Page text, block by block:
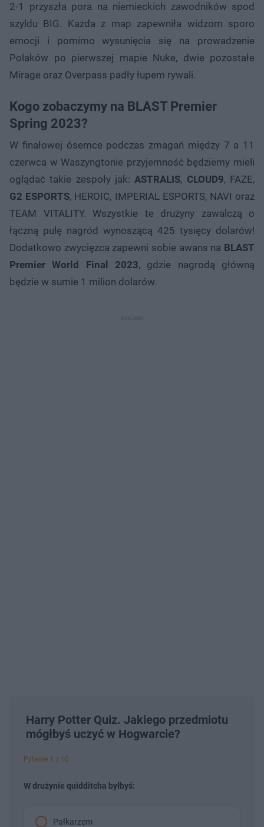
2-1 przyszła pora na niemieckich zawodników spod
szyldu BIG. Każda z map zapewniła widzom sporo
emocji i pomimo wysunięcia się na prowadzenie
Polaków po pierwszej mapie Nuke, dwie pozostałe
Mirage oraz Overpass padły łupem rywali.
Kogo zobaczymy na BLAST Premier
Spring 2023?
W finałowej ósemce podczas zmagań między 7 a 11
czerwca w Waszyngtonie przyjemność będziemy mieli
oglądać takie zespoły jak: ASTRALIS, CLOUD9, FAZE,
G2 ESPORTS, HEROIC, IMPERIAL ESPORTS, NAVI oraz
TEAM VITALITY. Wszystkie te drużyny zawalczą o
łączną pulę nagród wynoszącą 425 tysięcy dolarów!
Dodatkowo zwycięzca zapewni sobie awans na BLAST
Premier World Final 2023, gdzie nagrodą główną
będzie w sumie 1 milion dolarów.
Harry Potter Quiz. Jakiego przedmiotu
mógłbyś uczyć w Hogwarcie?
Pytanie 1 z 10
W drużynie quidditcha byłbyś:
Pałkarzem